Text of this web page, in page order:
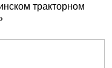
тракторном